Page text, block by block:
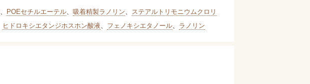
、 POEセチルエーテル、 吸着精製ラノリン、 ステアルトリモニウムクロリ
ヒドロキシエタンジホスホン酸液、 フェノキシエタノール、 ラノリン